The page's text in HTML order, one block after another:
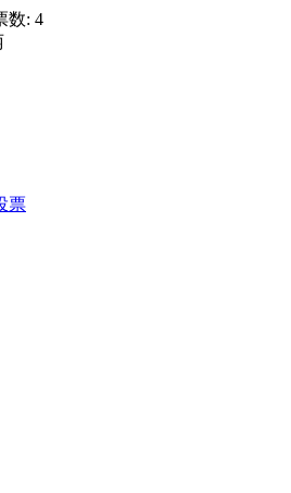
数: 4
票